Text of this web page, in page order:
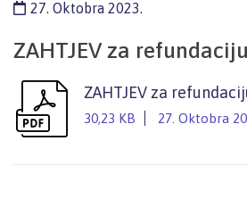
27. Oktobra 2023.
ZAHTJEV za
ZAHTJEV za
30,23 KB 27. Oktobra